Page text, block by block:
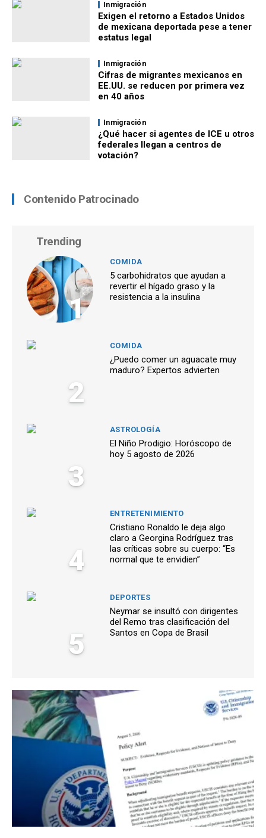
Inmigración
Exigen el retorno a Estados Unidos
de mexicana deportada pese a tener
estatus legal
Inmigración
Cifras de migrantes mexicanos en
EE.UU. se reducen por primera vez
en 40 años
Inmigración
¿Qué hacer si agentes de ICE u otros
federales llegan a centros de
votación?
Contenido Patrocinado
Trending
1
COMIDA
5 carbohidratos que ayudan a
revertir el hígado graso y la
resistencia a la insulina
2
COMIDA
¿Puedo comer un aguacate muy
maduro? Expertos advierten
3
ASTROLOGÍA
El Niño Prodigio: Horóscopo de
hoy 5 agosto de 2026
4
ENTRETENIMIENTO
Cristiano Ronaldo le deja algo
claro a Georgina Rodríguez tras
las críticas sobre su cuerpo: “Es
normal que te envidien”
5
DEPORTES
Neymar se insultó con dirigentes
del Remo tras clasificación del
Santos en Copa de Brasil